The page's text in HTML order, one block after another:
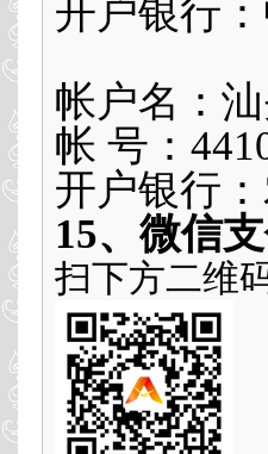
开户银行
帐户名：
帐 号：
开户银行
15、微信支
扫下方二维